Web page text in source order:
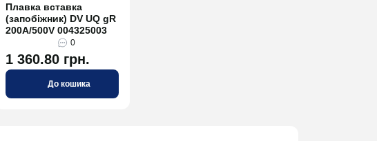
Плавка вставка
(запобіжник) DV UQ gR
200A/500V 004325003
0
1 360.80 грн.
До кошика